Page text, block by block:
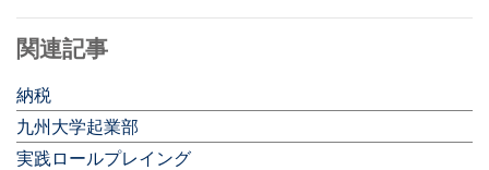
関連記事
納税
九州大学起業部
実践ロールプレイング